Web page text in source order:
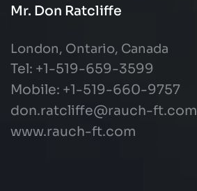
Mr. Don Ratcliffe
London, Ontario, Canada
Tel: +1-519-659-3599
Mobile: +1-519-660-9757
don.ratcliffe@rauch-ft.com
www.rauch-ft.com